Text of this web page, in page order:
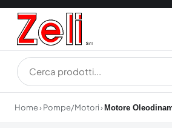
Home›Pompe/Motori› Motore